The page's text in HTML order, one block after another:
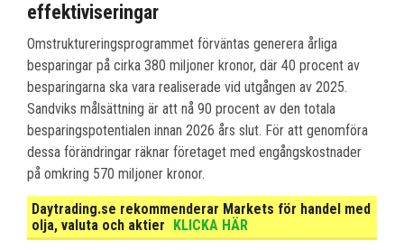
effektiviseringar
Omstruktureringsprogrammet förväntas generera årliga
besparingar på cirka 380 miljoner kronor, där 40 procent av
besparingarna ska vara realiserade vid utgången av 2025.
Sandviks målsättning är att nå 90 procent av den totala
besparingspotentialen innan 2026 års slut. För att genomföra
dessa förändringar räknar företaget med engångskostnader
på omkring 570 miljoner kronor.
Daytrading.se rekommenderar Markets för handel med
olja, valuta och aktier
KLICKA HÄR